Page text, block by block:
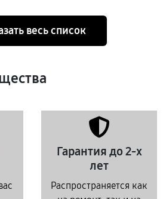
весь список
Гарантия до 2-х
лет
Распространяется как